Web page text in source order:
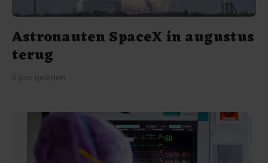
Astronauten SpaceX in augustus
terug
6 jaar geleden